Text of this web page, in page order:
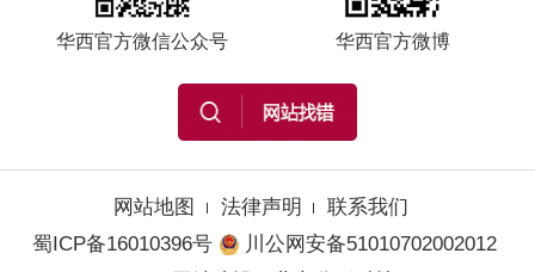
华西官方微信公众号 华西官方微博
网站地图 法律声明
联系我们
蜀ICP备16010396号
川公网安备51010702002012